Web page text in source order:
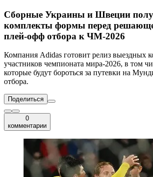
Сборные Украины и Швеции
комплекты формы перед
плей-офф отбора к ЧМ-2026
Компания Adidas готовит релиз выездных
участников чемпионата мира-2026, в том
которые будут бороться за путевки на
отбора.
Поделиться
0
комментарии